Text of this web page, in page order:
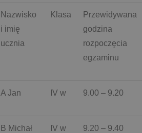
Nazwisko
i imię
ucznia
Klasa
Przewidywana
godzina
rozpoczęcia
egzaminu
A Jan IV w 9.00 – 9.20
B Michał IV w 9.20 – 9.40